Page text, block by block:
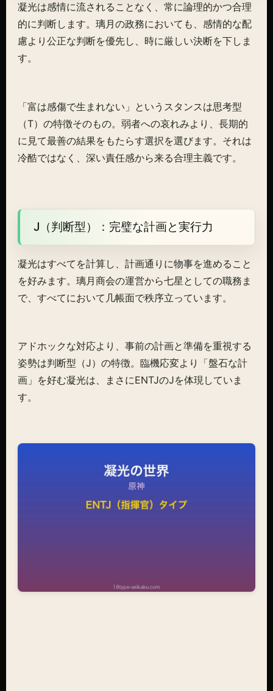
凝光は感情に流されることなく、常に論理的かつ合理
的に判断します。璃月の政務においても、感情的な配
慮より公正な判断を優先し、時に厳しい決断を下しま
す。
「富は感傷で生まれない」というスタンスは思考型
（T）の特徴そのもの。弱者への哀れみより、長期的
に見て最善の結果をもたらす選択を選びます。それは
冷酷ではなく、深い責任感から来る合理主義です。
J（判断型）：完璧な計画と実行力
凝光はすべてを計算し、計画通りに物事を進めること
を好みます。璃月商会の運営から七星としての職務ま
で、すべてにおいて几帳面で秩序立っています。
アドホックな対応より、事前の計画と準備を重視する
姿勢は判断型（J）の特徴。臨機応変より「盤石な計
画」を好む凝光は、まさにENTJのJを体現していま
す。